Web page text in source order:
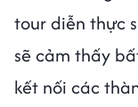
tour diễn thực
sẽ cảm thấy
kết nối các